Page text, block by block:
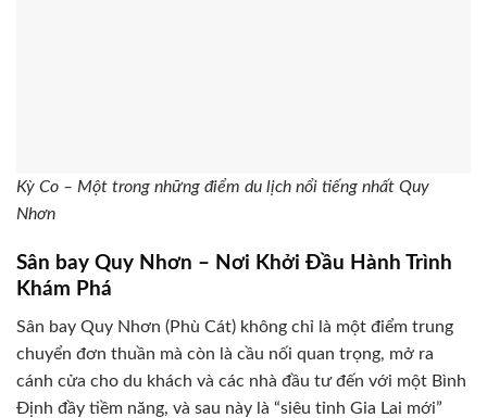
Kỳ Co – Một trong những điểm du lịch nổi tiếng nhất Quy
Nhơn
Sân bay Quy Nhơn – Nơi Khởi Đầu Hành Trình
Khám Phá
Sân bay Quy Nhơn (Phù Cát) không chỉ là một điểm trung
chuyển đơn thuần mà còn là cầu nối quan trọng, mở ra
cánh cửa cho du khách và các nhà đầu tư đến với một Bình
Định đầy tiềm năng, và sau này là “siêu tỉnh Gia Lai mới”